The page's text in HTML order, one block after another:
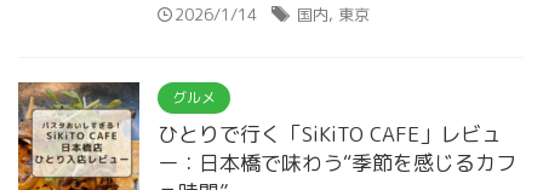
2026/1/14 国内, 東京
グルメ
ひとりで行く「SiKiTO CAFE」レビュ
ー：日本橋で味わう“季節を感じるカフ